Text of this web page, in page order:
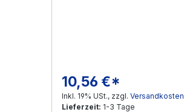
Regulärer Preis:
10,56 €*
Inkl. 19% USt., zzgl. Versandkosten
Lieferzeit: 1-3 Tage